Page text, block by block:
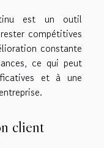
est un outil
compétitives
constante
ce qui peut
et à une
client